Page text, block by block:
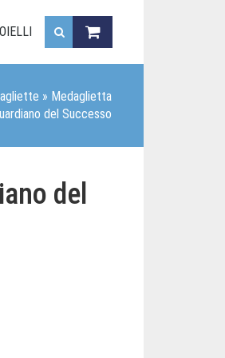
» Medaglietta
del Successo
del